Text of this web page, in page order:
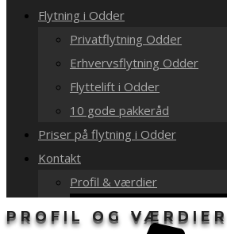
Flytning i Odder
Privatflytning Odder
Erhvervsflytning Odder
Flyttelift i Odder
10 gode pakkeråd
Priser på flytning i Odder
Kontakt
Profil & værdier
PROFIL OG VÆRDIER